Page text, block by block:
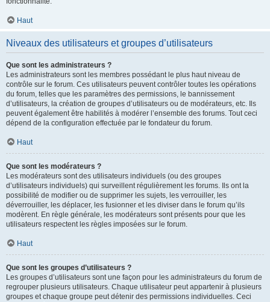
Haut
Niveaux des utilisateurs et groupes d’utilisateurs
Que sont les administrateurs ?
Les administrateurs sont les membres possédant le plus haut niveau de
contrôle sur le forum. Ces utilisateurs peuvent contrôler toutes les opérations
du forum, telles que les paramètres des permissions, le bannissement
d’utilisateurs, la création de groupes d’utilisateurs ou de modérateurs, etc. Ils
peuvent également être habilités à modérer l’ensemble des forums. Tout ceci
dépend de la configuration effectuée par le fondateur du forum.
Haut
Que sont les modérateurs ?
Les modérateurs sont des utilisateurs individuels (ou des groupes
d’utilisateurs individuels) qui surveillent régulièrement les forums. Ils ont la
possibilité de modifier ou de supprimer les sujets, les verrouiller, les
déverrouiller, les déplacer, les fusionner et les diviser dans le forum qu’ils
modèrent. En règle générale, les modérateurs sont présents pour que les
utilisateurs respectent les règles imposées sur le forum.
Haut
Que sont les groupes d’utilisateurs ?
Les groupes d’utilisateurs sont une façon pour les administrateurs du forum de
regrouper plusieurs utilisateurs. Chaque utilisateur peut appartenir à plusieurs
groupes et chaque groupe peut détenir des permissions individuelles. Ceci